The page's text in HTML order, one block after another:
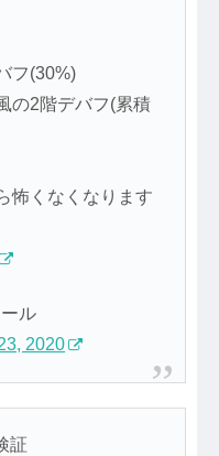
フ(30%)
の2階デバフ(累積
怖くなくなります
ル
2020
証